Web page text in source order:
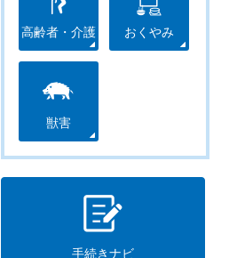
高齢者・介護 おくやみ
獣害
手続きナビ